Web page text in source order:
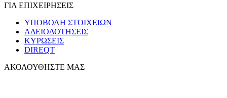
ΓΙΑ ΕΠΙΧΕΙΡΗΣΕΙΣ
ΥΠΟΒΟΛΗ ΣΤΟΙΧΕΙΩΝ
ΑΔΕΙΟΔΟΤΗΣΕΙΣ
ΚΥΡΩΣΕΙΣ
DIREQT
ΑΚΟΛΟΥΘΗΣΤΕ ΜΑΣ